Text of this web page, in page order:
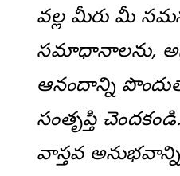
వల్ల మీరు మీ
సమాధానాలను,
ఆనందాన్ని
సంతృప్తి
వాస్తవ